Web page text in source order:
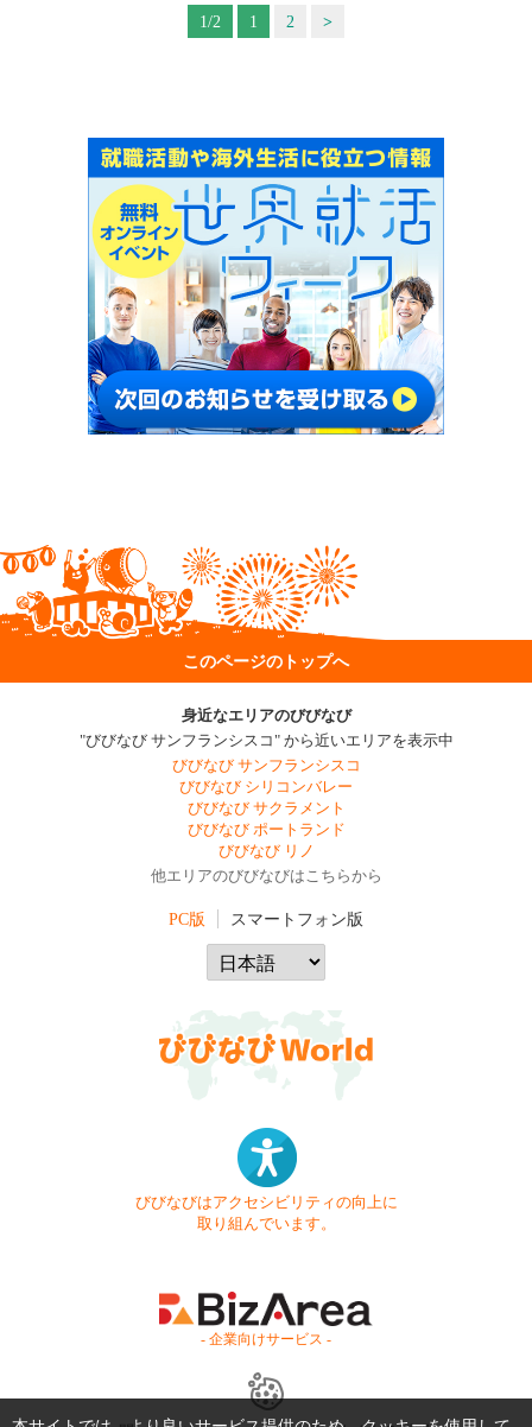
1/2 1 2 >
このページのトップへ
身近なエリアのびびなび
"びびなび サンフランシスコ" から近いエリアを表示中
びびなび サンフランシスコ
びびなび シリコンバレー
びびなび サクラメント
びびなび ポートランド
びびなび リノ
他エリアのびびなびはこちらから
PC版 スマートフォン版
びびなびはアクセシビリティの向上に
取り組んでいます。
- 企業向けサービス -